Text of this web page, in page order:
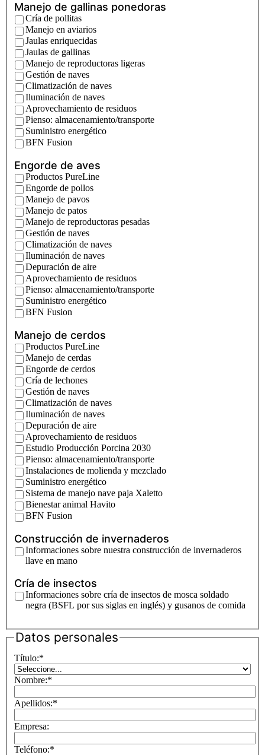
Manejo de gallinas ponedoras
Cría de pollitas
Manejo en aviarios
Jaulas enriquecidas
Jaulas de gallinas
Manejo de reproductoras ligeras
Gestión de naves
Climatización de naves
Iluminación de naves
Aprovechamiento de residuos
Pienso: almacenamiento/transporte
Suministro energético
BFN Fusion
Engorde de aves
Productos PureLine
Engorde de pollos
Manejo de pavos
Manejo de patos
Manejo de reproductoras pesadas
Gestión de naves
Climatización de naves
Iluminación de naves
Depuración de aire
Aprovechamiento de residuos
Pienso: almacenamiento/transporte
Suministro energético
BFN Fusion
Manejo de cerdos
Productos PureLine
Manejo de cerdas
Engorde de cerdos
Cría de lechones
Gestión de naves
Climatización de naves
Iluminación de naves
Depuración de aire
Aprovechamiento de residuos
Estudio Producción Porcina 2030
Pienso: almacenamiento/transporte
Instalaciones de molienda y mezclado
Suministro energético
Sistema de manejo nave paja Xaletto
Bienestar animal Havito
BFN Fusion
Construcción de invernaderos
Informaciones sobre nuestra construcción de invernaderos
llave en mano
Cría de insectos
Informaciones sobre cría de insectos de mosca soldado
negra (BSFL por sus siglas en inglés) y gusanos de comida
Datos personales
Título:*
Nombre:*
Apellidos:*
Empresa:
Teléfono:*